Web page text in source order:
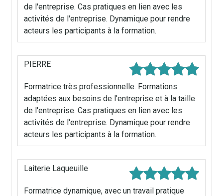
de l'entreprise. Cas pratiques en lien avec les
activités de l'entreprise. Dynamique pour rendre
acteurs les participants à la formation.
PIERRE
Formatrice très professionnelle. Formations
adaptées aux besoins de l'entreprise et à la taille
de l'entreprise. Cas pratiques en lien avec les
activités de l'entreprise. Dynamique pour rendre
acteurs les participants à la formation.
Laiterie Laqueuille
Formatrice dynamique, avec un travail pratique